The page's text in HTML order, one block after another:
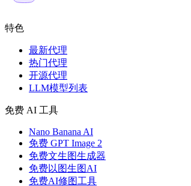
特色
最新代理
热门代理
开源代理
LLM模型列表
免费 AI 工具
Nano Banana AI
免费 GPT Image 2
免费文生图生成器
免费以图生图AI
免费AI修图工具